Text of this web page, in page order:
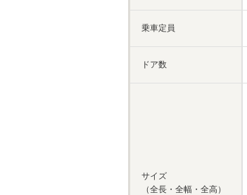
乗車定員
ドア数
サイズ
（全長・全幅・全高）